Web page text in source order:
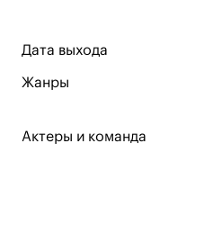
Дата выхода
Жанры
Актеры и команда